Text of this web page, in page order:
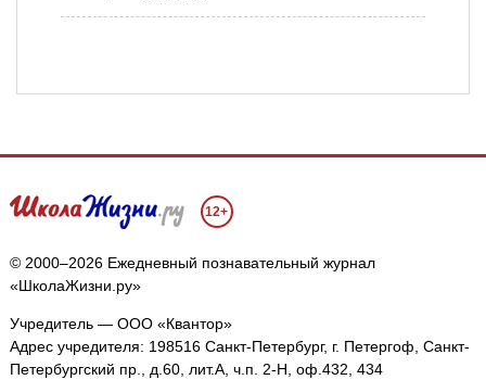
12+
© 2000–2026 Ежедневный познавательный журнал
«ШколаЖизни.ру»
Учредитель — ООО «Квантор»
Адрес учредителя: 198516 Санкт-Петербург, г. Петергоф, Санкт-
Петербургский пр., д.60, лит.А, ч.п. 2-Н, оф.432, 434